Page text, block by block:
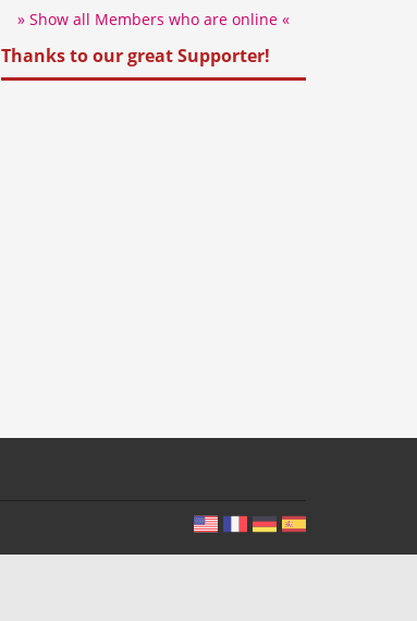
» Show all Members who are online «
Thanks to our great Supporter!